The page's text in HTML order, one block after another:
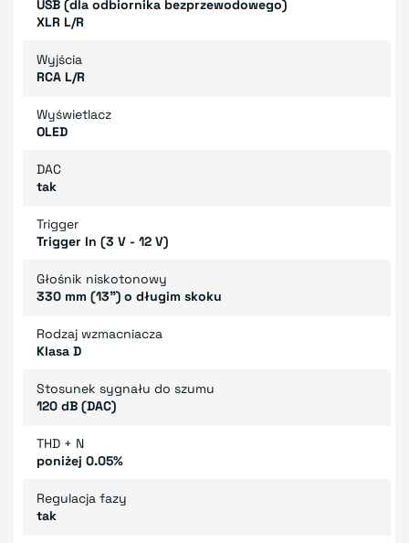
USB (dla odbiornika bezprzewodowego)
XLR L/R
Wyjścia
RCA L/R
Wyświetlacz
OLED
DAC
tak
Trigger
Trigger In (3 V - 12 V)
Głośnik niskotonowy
330 mm (13") o długim skoku
Rodzaj wzmacniacza
Klasa D
Stosunek sygnału do szumu
120 dB (DAC)
THD + N
poniżej 0.05%
Regulacja fazy
tak